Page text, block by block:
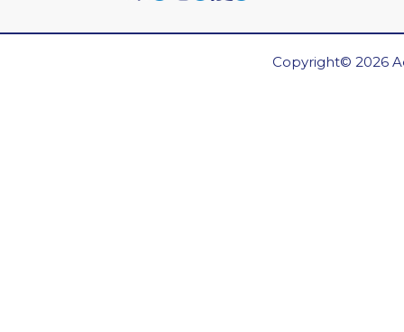
Copyright© 2026